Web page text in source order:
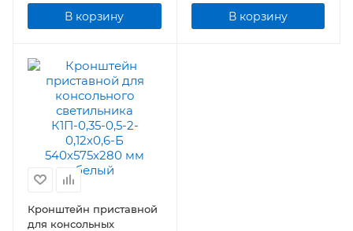
В корзину В корзину
Кронштейн приставной
для консольных